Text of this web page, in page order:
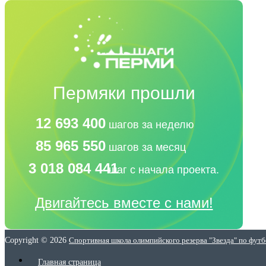
Пермяки прошли
12 693 400 шагов за неделю
85 965 550 шагов за месяц
3 018 084 441шаг с начала проекта.
Двигайтесь вместе с нами!
Copyright © 2026 Спортивная школа олимпийского резерва "Звезда" по
Главная страница